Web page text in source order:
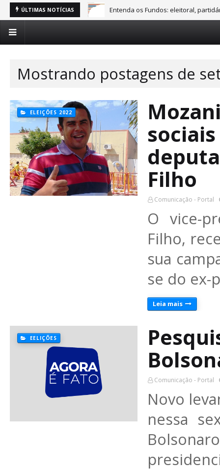
ÚLTIMAS NOTÍCIAS Entenda os Fundos: eleitoral,
Mostrando postagens de
ELEIÇÕES 2022
Filho
Comunicação - Portal
O vice-
Filho,
sua
se do
Leia mais
EELIÇÕES
Comunicação - Portal
Novo
nessa